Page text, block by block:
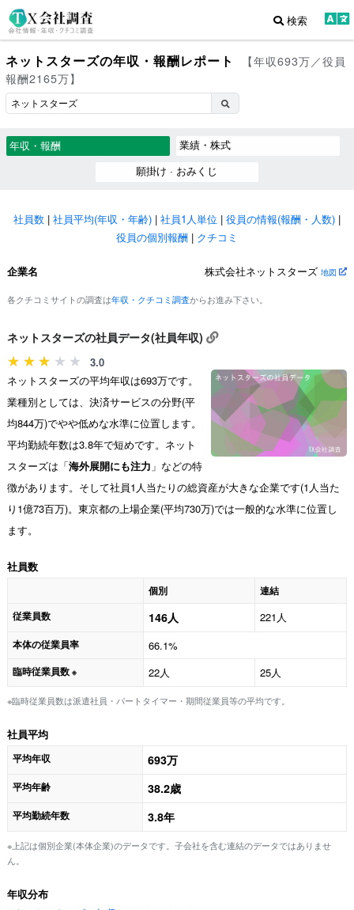
検索
ネットスターズの年収・報酬レポート
【年収693万／役員
報酬2165万】
年収・報酬
業績・株式
願掛け · おみくじ
社員数 | 社員平均(年収・年齢) | 社員1人単位 | 役員の情報(報酬・人数) |
役員の個別報酬 | クチコミ
企業名 株式会社ネットスターズ 地図
各クチコミサイトの調査は年収・クチコミ調査からお進み下さい。
ネットスターズの社員データ(社員年収)
3.0
ネットスターズの平均年収は693万です。
業種別としては、決済サービスの分野(平
均844万)でやや低めな水準に位置します。
平均勤続年数は3.8年で短めです。ネット
スターズは「海外展開にも注力 」などの特
徴があります。そして社員1人当たりの総資産が大きな企業です(1人当た
り1億73百万)。東京都の上場企業(平均730万)では一般的な水準に位置し
ます。
社員数
個別
連結
従業員数
146人 221人
本体の従業員率 66.1%
臨時従業員数 ※ 22人 25人
※臨時従業員数は派遣社員・パートタイマー・期間従業員等の平均です。
社員平均
平均年収 693万
平均年齢 38.2歳
平均勤続年数 3.8年
※上記は個別企業(本体企業)のデータです。子会社を含む連結のデータではありませ
ん。
年収分布